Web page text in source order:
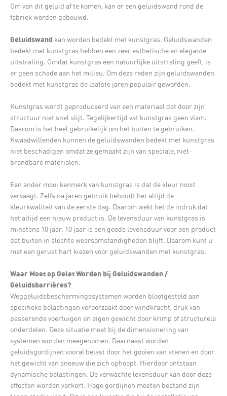
Om van dit geluid af te komen, kan er een geluidswand rond de
fabriek worden gebouwd.
Geluidswand kan worden bedekt met kunstgras. Geluidswanden
bedekt met kunstgras hebben een zeer esthetische en elegante
uitstraling. Omdat kunstgras een natuurlijke uitstraling geeft, is
er geen schade aan het milieu. Om deze reden zijn geluidswanden
bedekt met kunstgras de laatste jaren populair geworden.
Kunstgras wordt geproduceerd van een materiaal dat door zijn
structuur niet snel slijt. Tegelijkertijd vat kunstgras geen vlam.
Daarom is het heel gebruikelijk om het buiten te gebruiken.
Kwaadwillenden kunnen de geluidswanden bedekt met kunstgras
niet beschadigen omdat ze gemaakt zijn van speciale, niet-
brandbare materialen.
Een ander mooi kenmerk van kunstgras is dat de kleur nooit
vervaagt. Zelfs na jaren gebruik behoudt het altijd de
kleurkwaliteit van de eerste dag. Daarom wekt het de indruk dat
het altijd een nieuw product is. De levensduur van kunstgras is
minstens 10 jaar. 10 jaar is een goede levensduur voor een product
dat buiten in slechte weersomstandigheden blijft. Daarom kunt u
met een gerust hart kiezen voor geluidswanden met kunstgras.
Waar Moet op Gelet Worden bij Geluidswanden /
Geluidsbarrières?
Weggeluidsbeschermingssystemen worden blootgesteld aan
specifieke belastingen veroorzaakt door windkracht, druk van
passerende voertuigen en eigen gewicht door krimp of structurele
onderdelen. Deze situatie moet bij de dimensionering van
systemen worden meegenomen. Daarnaast worden
geluidsgordijnen vooral belast door het gooien van stenen en door
het gewicht van sneeuw die zich ophoopt. Hierdoor ontstaan
dynamische belastingen. De verwachte levensduur kan door deze
effecten worden verkort. Hoge gordijnen moeten bestand zijn